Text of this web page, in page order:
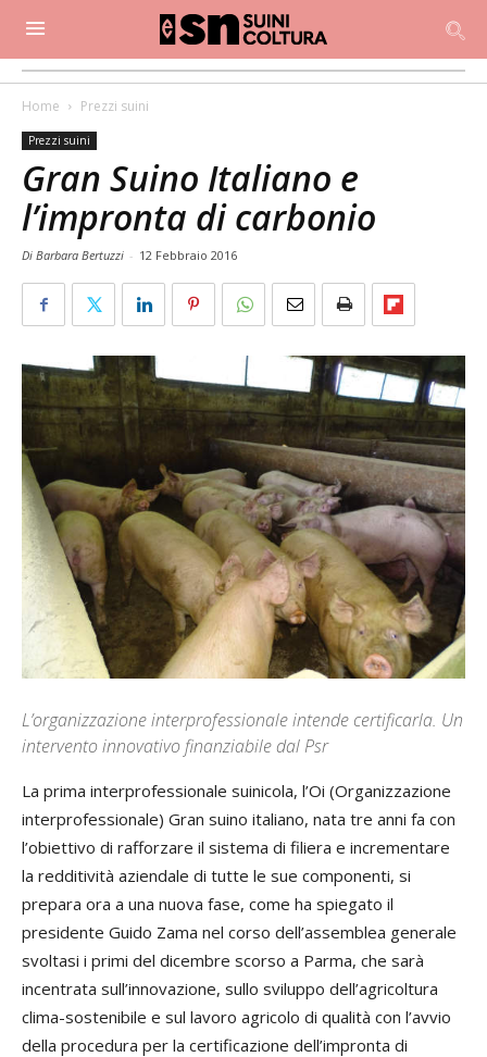
Home Prezzi suini
Prezzi suini
Gran Suino Italiano e
l’impronta di carbonio
Di Barbara Bertuzzi - 12 Febbraio 2016
L’organizzazione interprofessionale intende certificarla. Un
intervento innovativo finanziabile dal Psr
La prima interprofessionale suinicola, l’Oi (Organizzazione
interprofessionale) Gran suino italiano, nata tre anni fa con
l’obiettivo di rafforzare il sistema di filiera e incrementare
la redditività aziendale di tutte le sue componenti, si
prepara ora a una nuova fase, come ha spiegato il
presidente Guido Zama nel corso dell’assemblea generale
svoltasi i primi del dicembre scorso a Parma, che sarà
incentrata sull’innovazione, sullo sviluppo dell’agricoltura
clima-sostenibile e sul lavoro agricolo di qualità con l’avvio
della procedura per la certificazione dell’impronta di